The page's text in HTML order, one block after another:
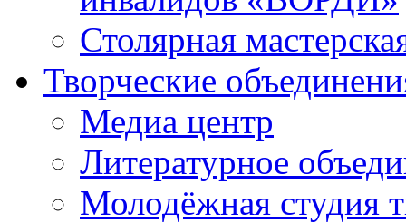
Столярная
Творческие
Медиа центр
Литературное
Молодёжная студия